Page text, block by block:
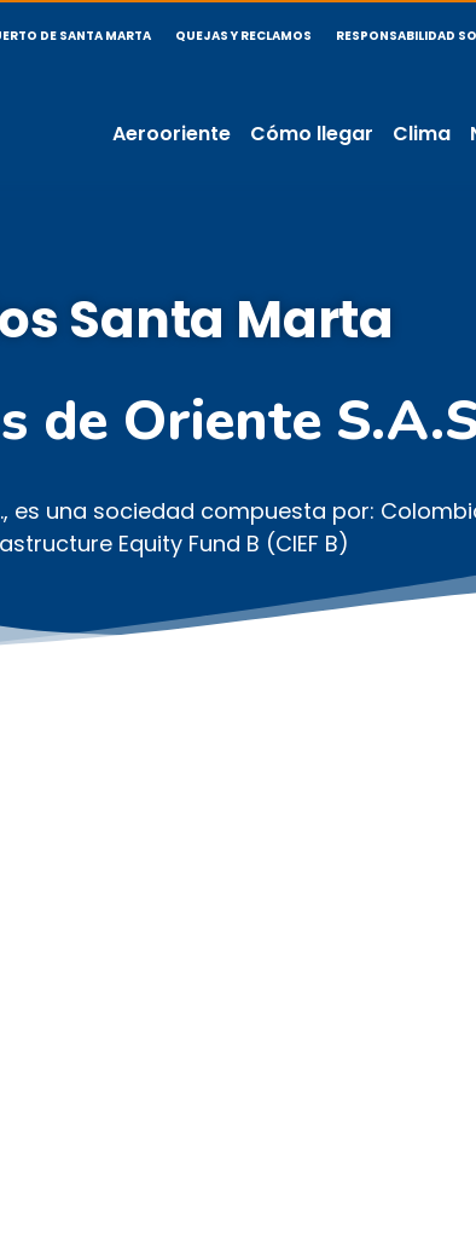
DE SANTA MARTA QUEJAS Y RECLAMOS RESPONSABILIDAD
Aerooriente Cómo llegar Clima
Santa Marta
de Oriente
es una sociedad compuesta por:
Equity Fund B (CIEF B)